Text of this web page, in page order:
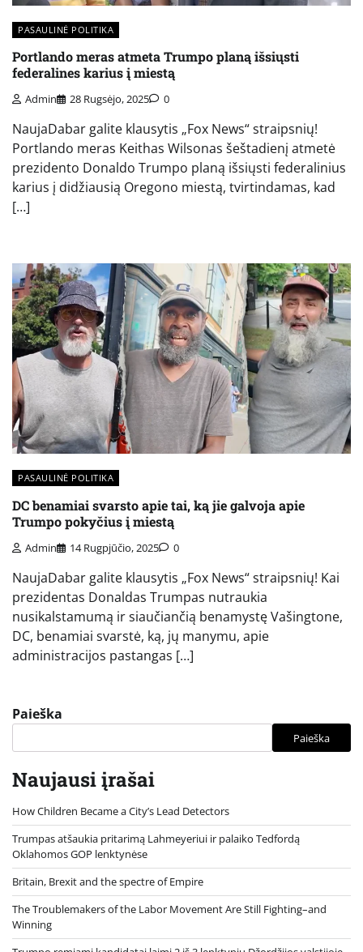
PASAULINĖ POLITIKA
Portlando meras atmeta Trumpo planą išsiųsti
federalines karius į miestą
Admin 28 Rugsėjo, 2025 0
NaujaDabar galite klausytis „Fox News“ straipsnių!
Portlando meras Keithas Wilsonas šeštadienį atmetė
prezidento Donaldo Trumpo planą išsiųsti federalinius
karius į didžiausią Oregono miestą, tvirtindamas, kad
[…]
PASAULINĖ POLITIKA
DC benamiai svarsto apie tai, ką jie galvoja apie
Trumpo pokyčius į miestą
Admin 14 Rugpjūčio, 2025 0
NaujaDabar galite klausytis „Fox News“ straipsnių! Kai
prezidentas Donaldas Trumpas nutraukia
nusikalstamumą ir siaučiančią benamystę Vašingtone,
DC, benamiai svarstė, ką, jų manymu, apie
administracijos pastangas […]
Paieška
Paieška
Naujausi įrašai
How Children Became a City’s Lead Detectors
Trumpas atšaukia pritarimą Lahmeyeriui ir palaiko Tedfordą
Oklahomos GOP lenktynėse
Britain, Brexit and the spectre of Empire
The Troublemakers of the Labor Movement Are Still Fighting–and
Winning